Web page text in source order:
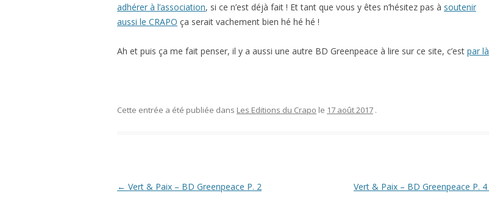
adhérer à l’association, si ce n’est déjà fait ! Et tant que vous y êtes n’hésitez pas à soutenir
aussi le CRAPO ça serait vachement bien hé hé hé !
Ah et puis ça me fait penser, il y a aussi une autre BD Greenpeace à lire sur ce site, c’est par là
Cette entrée a été publiée dans Les Editions du Crapo le 17 août 2017 .
Navigation
← Vert & Paix – BD Greenpeace P. 2 Vert & Paix – BD Greenpeace P. 4